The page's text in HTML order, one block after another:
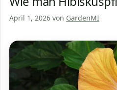
April 1, 2026 von GardenMI